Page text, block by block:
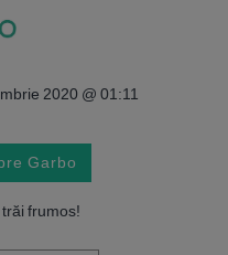
2020 @ 01:11
Garbo
frumos!